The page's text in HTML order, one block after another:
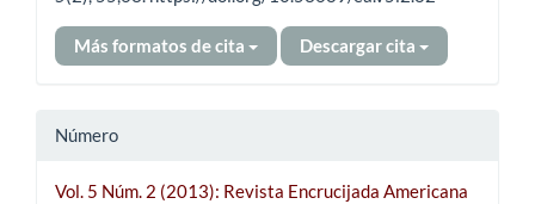
Más formatos de cita Descargar cita
Número
Vol. 5 Núm. 2 (2013): Revista Encrucijada Americana